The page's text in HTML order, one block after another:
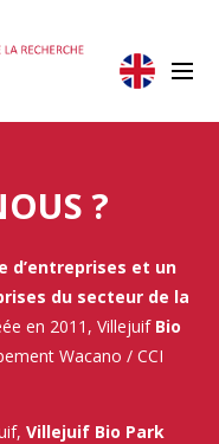
?
d’entreprises et un
du secteur de la
en 2011, Villejuif Bio
Wacano / CCI
Villejuif Bio Park